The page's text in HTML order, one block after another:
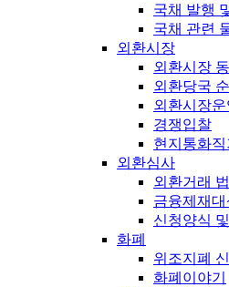
국채 발행
국채 관련
외환시장
외환시장
외환당국
외환시장운
경쟁입찰
현지통화
외환심사
외환거래
금융제재
신청양식
화폐
위조지폐
화폐이야기